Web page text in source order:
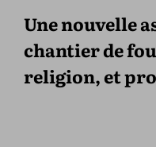
Une nouvelle
chantier de
religion, et